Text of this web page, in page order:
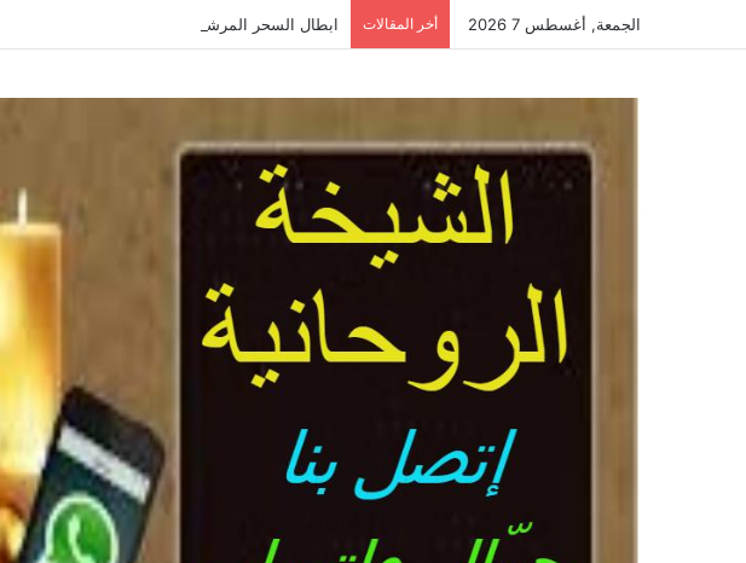
الجمعة, أغسطس 7 2026 أخر المقالات ابطال السحر المرشوش-أفضل واقوى شيخة روحانية 0096176887484